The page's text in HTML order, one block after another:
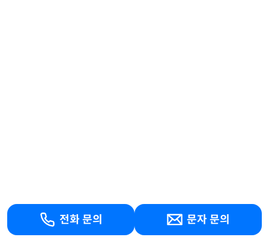
전화 문의 문자 문의